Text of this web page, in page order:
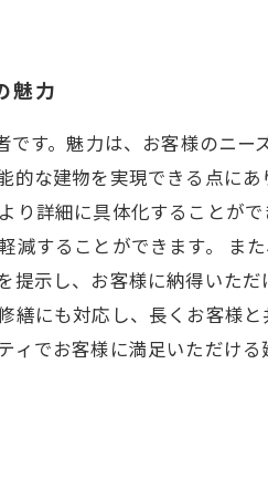
魅力
です。魅力は、お客様の
な建物を実現できる点にあ
詳細に具体化することが
することができます。 また
提示し、お客様に納得いた
にも対応し、長くお客様と
でお客様に満足いただけ